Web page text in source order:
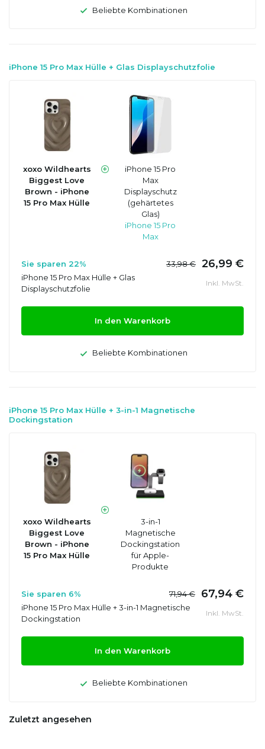
Beliebte Kombinationen
iPhone 15 Pro Max Hülle + Glas Displayschutzfolie
xoxo Wildhearts
Biggest Love
Brown - iPhone
15 Pro Max Hülle
iPhone 15 Pro
Max
Displayschutz
(gehärtetes
Glas)
iPhone 15 Pro
Max
Sie sparen 22% 33,98 € 26,99 €
iPhone 15 Pro Max Hülle + Glas
Displayschutzfolie
Inkl. MwSt.
In den Warenkorb
Beliebte Kombinationen
iPhone 15 Pro Max Hülle + 3-in-1 Magnetische
Dockingstation
xoxo Wildhearts
Biggest Love
Brown - iPhone
15 Pro Max Hülle
3-in-1
Magnetische
Dockingstation
für Apple-
Produkte
Sie sparen 6% 71,94 € 67,94 €
iPhone 15 Pro Max Hülle + 3-in-1 Magnetische
Dockingstation
Inkl. MwSt.
In den Warenkorb
Beliebte Kombinationen
Zuletzt angesehen